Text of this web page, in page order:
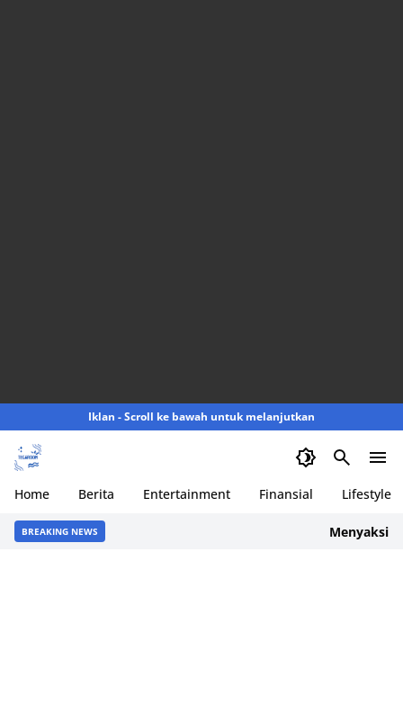
Iklan - Scroll ke bawah untuk melanjutkan
Home Berita Entertainment Finansial Lifestyle
BREAKING NEWS